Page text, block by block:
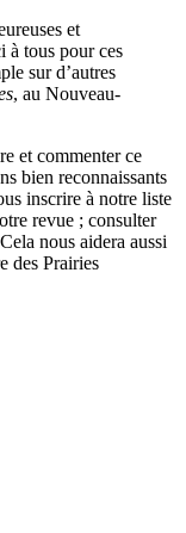
et
à tous pour ces
sur d’autres
, au Nouveau-
et commenter ce
bien reconnaissants
inscrire à notre liste
revue ; consulter
nous aidera aussi
des Prairies